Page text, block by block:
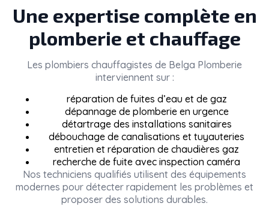
Une expertise complète en
plomberie et chauffage
Les plombiers chauffagistes de Belga Plomberie
interviennent sur :
réparation de fuites d’eau et de gaz
dépannage de plomberie en urgence
détartrage des installations sanitaires
débouchage de canalisations et tuyauteries
entretien et réparation de chaudières gaz
recherche de fuite avec inspection caméra
Nos techniciens qualifiés utilisent des équipements
modernes pour détecter rapidement les problèmes et
proposer des solutions durables.